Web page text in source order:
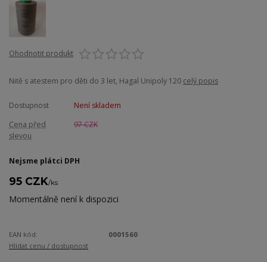
Ohodnotit produkt
Nitě s atestem pro děti do 3 let, Hagal Unipoly 120 celý popis
Dostupnost
Není skladem
Cena před
slevou
97 CZK
Nejsme plátci DPH
95 CZK/ks
Momentálně není k dispozici
EAN kód:
0001560
Hlídat cenu / dostupnost